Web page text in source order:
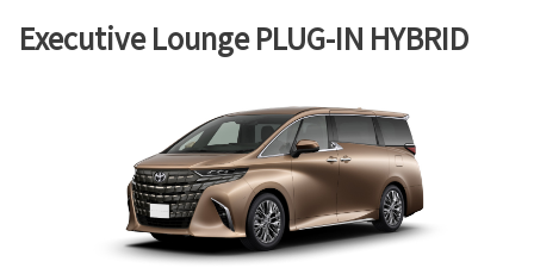
Executive Lounge PLUG-IN HYBRID